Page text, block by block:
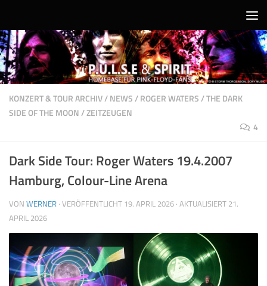
KONZERT & TOUR ARCHIV/NEWS/ROGER WATERS/THE DARK
SIDE OF THE MOON/ZEITZEUGEN
4
Dark Side Tour: Roger Waters 19.4.2007
Hamburg, Colour-Line Arena
VON WERNER · VERÖFFENTLICHT 19. APRIL 2026 · AKTUALISIERT 21.
APRIL 2026